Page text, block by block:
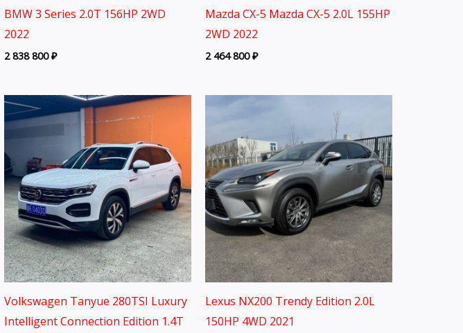
BMW 3 Series 2.0T 156HP 2WD
2022
2 838 800₽
Mazda CX-5 Mazda CX-5 2.0L 155HP
2WD 2022
2 464 800₽
Volkswagen Tanyue 280TSI Luxury
Intelligent Connection Edition 1.4T
Lexus NX200 Trendy Edition 2.0L
150HP 4WD 2021